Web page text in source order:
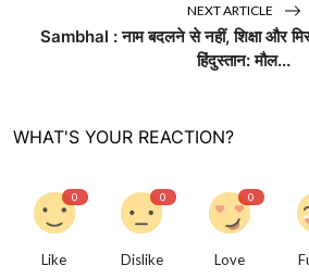
NEXT ARTICLE
Sambhal : नाम बदलने से नहीं, शिक्षा और
हिंदुस्तान: मौल...
WHAT'S YOUR REACTION?
0
Like
0
Dislike
0
Love